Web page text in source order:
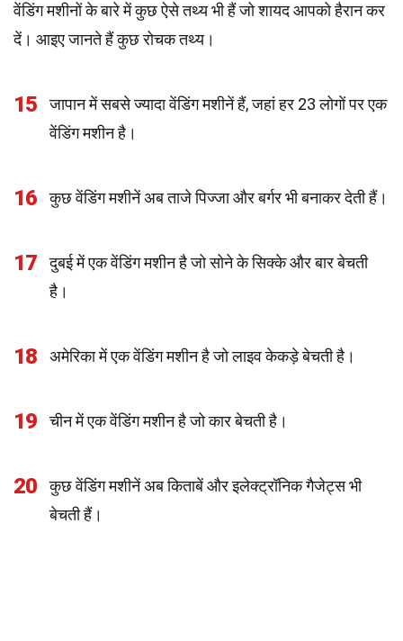
वेंडिंग मशीनों के बारे में कुछ ऐसे तथ्य भी हैं जो शायद आपको हैरान कर
दें। आइए जानते हैं कुछ रोचक तथ्य।
15
जापान में सबसे ज्यादा वेंडिंग मशीनें हैं, जहां हर 23 लोगों पर एक
वेंडिंग मशीन है।
16 कुछ वेंडिंग मशीनें अब ताजे पिज्जा और बर्गर भी बनाकर देती हैं।
17
दुबई में एक वेंडिंग मशीन है जो सोने के सिक्के और बार बेचती
है।
18 अमेरिका में एक वेंडिंग मशीन है जो लाइव केकड़े बेचती है।
19 चीन में एक वेंडिंग मशीन है जो कार बेचती है।
20
कुछ वेंडिंग मशीनें अब किताबें और इलेक्ट्रॉनिक गैजेट्स भी
बेचती हैं।